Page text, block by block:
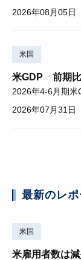
2026年08月05日
米国
米GDP 前期比
2026年4-6月期米
2026年07月31日
最新のレ
米国
米雇用者数は